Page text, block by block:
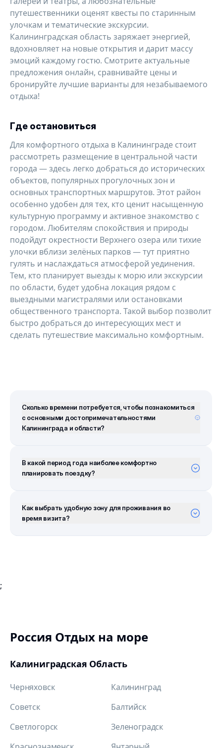
путешественники оценят квесты по старинным
улочкам и тематические экскурсии.
Калининградская область заряжает энергией,
вдохновляет на новые открытия и дарит массу
эмоций каждому гостю. Смотрите актуальные
предложения онлайн, сравнивайте цены и
бронируйте лучшие варианты для незабываемого
отдыха!
Где остановиться
Для комфортного отдыха в Калининграде стоит
рассмотреть размещение в центральной части
города — здесь легко добраться до исторических
объектов, популярных прогулочных зон и
основных транспортных маршрутов. Этот район
особенно удобен для тех, кто ценит насыщенную
культурную программу и активное знакомство с
городом. Любителям спокойствия и природы
подойдут окрестности Верхнего озера или тихие
улочки вблизи зелёных парков — тут приятно
гулять и наслаждаться атмосферой уединения.
Тем, кто планирует выезды к морю или экскурсии
по области, будет удобна локация рядом с
выездными магистралями или остановками
общественного транспорта. Такой выбор позволит
быстро добраться до интересующих мест и
сделать путешествие максимально комфортным.
Сколько времени потребуется, чтобы познакомиться
с основными достопримечательностями
Калининграда и области?
В какой период года наиболее комфортно
планировать поездку?
Как выбрать удобную зону для проживания во
время визита?
;
Россия Отдых на море
Калиниградская Область
Черняховск
Калининград
Советск
Балтийск
Светлогорск
Зеленоградск